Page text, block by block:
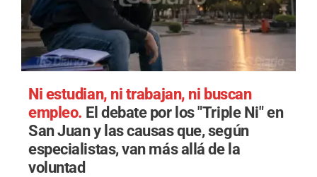
Ni estudian, ni trabajan, ni buscan
empleo. El debate por los "Triple Ni" en
San Juan y las causas que, según
especialistas, van más allá de la
voluntad